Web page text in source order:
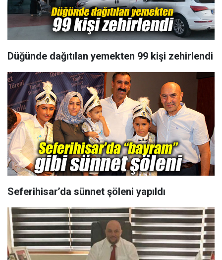
Düğünde dağıtılan yemekten 99 kişi zehirlendi
Seferihisar’da sünnet şöleni yapıldı